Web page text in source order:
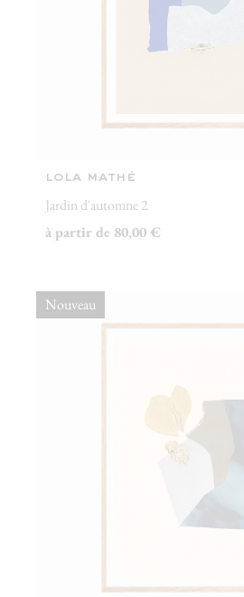
lola mathé
Jardin d'automne 2
à partir de 80,00 €
Nouveau